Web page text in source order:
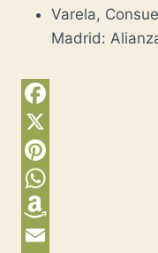
Varela,
Madrid:
F
a
c
e
b
X
P
n
W
h
A